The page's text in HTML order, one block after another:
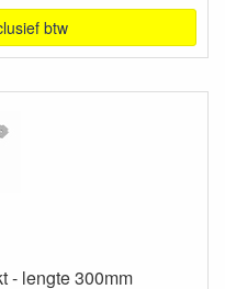
btw
- lengte 300mm